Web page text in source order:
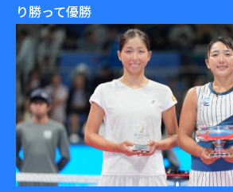
り勝って優勝